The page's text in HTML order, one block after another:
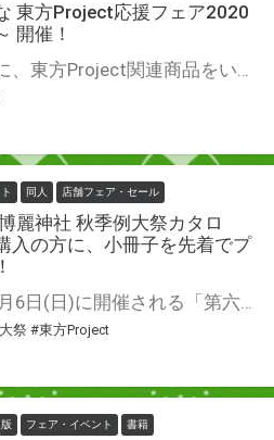
東方Project応援フェア2020
開催！
この機会に、東方Project関連商品をいっぱい買って、かわいいイラストの缶バッジをコレクションしよう♪
同人 店舗フェア・セール
博麗神社 秋季例大祭カタロ
入の方に、小冊子を先着でプ
2019年10月6日(日)に開催される「第六回 博麗神社 秋季例大祭」の目録（カタログ）が9月21日(土)発売！ とらのあなでは「第六回 博麗神社 秋季例大祭目録（カタログ）」をご購入の方に、『先着』特典として豪華フルカラー28P・イラスト総数45枚(40キャラ)の大ボリュームでお届けする東方Projectキャラクター名鑑 弐（ひこうしき）をプレゼントいたします！ 津留崎 優先生の描き下ろしイラストが42枚も含まれている他、新作の東方鬼形獣からPC98時代の旧作キャラまで網羅し、キャラデータも掲載しておりますので、読みごたえも抜群です！ この機会に是非、お買い求めください！
祭 #東方Project
フェア・イベント 書籍